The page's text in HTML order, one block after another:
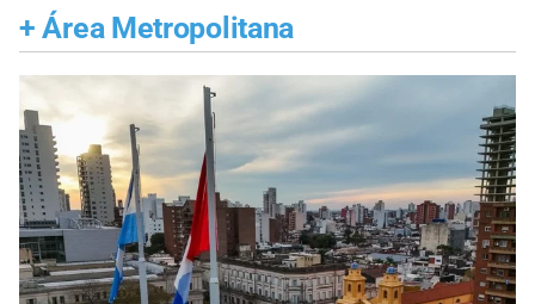
+ Área Metropolitana